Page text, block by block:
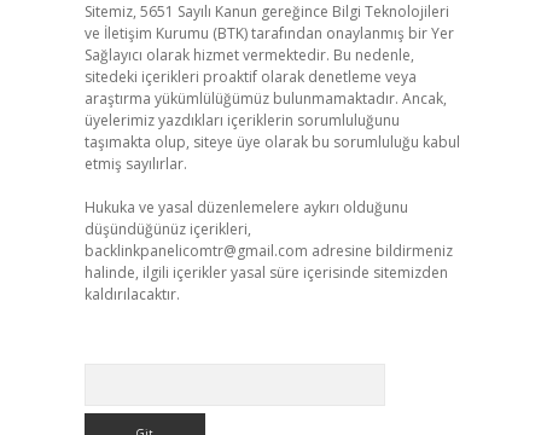
Sitemiz, 5651 Sayılı Kanun gereğince Bilgi Teknolojileri
ve İletişim Kurumu (BTK) tarafından onaylanmış bir Yer
Sağlayıcı olarak hizmet vermektedir. Bu nedenle,
sitedeki içerikleri proaktif olarak denetleme veya
araştırma yükümlülüğümüz bulunmamaktadır. Ancak,
üyelerimiz yazdıkları içeriklerin sorumluluğunu
taşımakta olup, siteye üye olarak bu sorumluluğu kabul
etmiş sayılırlar.
Hukuka ve yasal düzenlemelere aykırı olduğunu
düşündüğünüz içerikleri,
backlinkpanelicomtr@gmail.com adresine bildirmeniz
halinde, ilgili içerikler yasal süre içerisinde sitemizden
kaldırılacaktır.